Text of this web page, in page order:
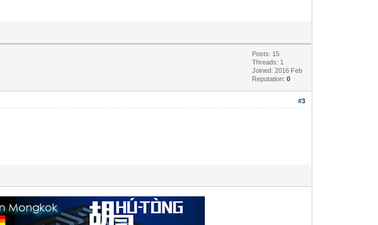
Posts: 15
Threads: 1
Joined: 2016 Feb
Reputation:0
#3